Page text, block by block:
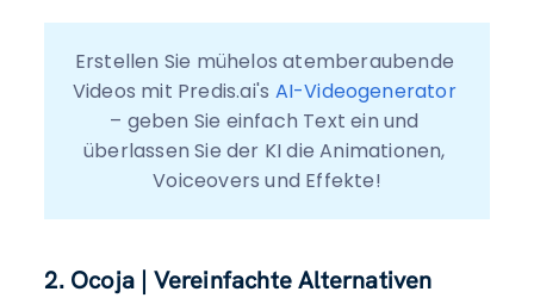
Erstellen Sie mühelos atemberaubende
Videos mit Predis.ai's AI-Videogenerator
– geben Sie einfach Text ein und
überlassen Sie der KI die Animationen,
Voiceovers und Effekte!
2. Ocoja | Vereinfachte Alternativen